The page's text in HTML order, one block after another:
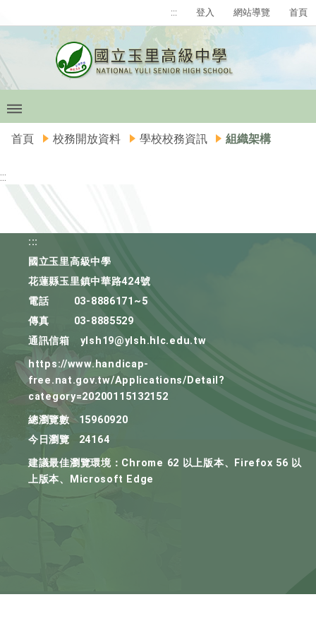
::: 登入 網站導覽 首頁
首頁 校務開放資料 學校校務資訊 組織架構
:::
:::
國立玉里高級中學
花蓮縣玉里鎮中華路424號
電話
03-8886171~5
傳真
03-8885529
通訊信箱
ylsh19@ylsh.hlc.edu.tw
https://www.handicap-
free.nat.gov.tw/Applications/Detail?
category=20200115132152
總瀏覽數
15960920
今日瀏覽
24164
建議最佳瀏覽環境：Chrome 62 以上版本、Firefox 56 以
上版本、Microsoft Edge